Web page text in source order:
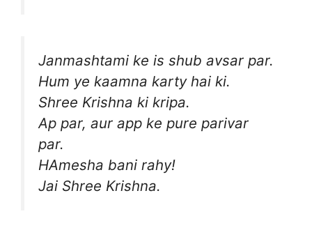
Janmashtami ke is shub avsar par.
Hum ye kaamna karty hai ki.
Shree Krishna ki kripa.
Ap par, aur app ke pure parivar
par.
HAmesha bani rahy!
Jai Shree Krishna.